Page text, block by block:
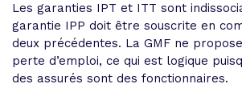
Les garanties IPT et ITT sont
garantie IPP doit être souscrite en
deux précédentes. La GMF ne
perte d’emploi, ce qui est logique
des assurés sont des fonctionnaires.